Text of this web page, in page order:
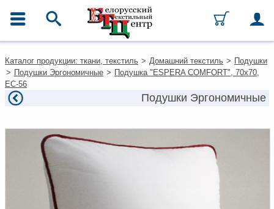
Каталог
Ткани
Домашний текстиль
Одежда
Текстиль для ресторанов и
гостиниц
Текстильная галантерея и
фурнитура
Условия работы
Оплата и доставка
Каталог продукции: ткани, текстиль > Домашний текстиль > Подушки
> Подушки Эргономичные > Подушка "ESPERA COMFORT", 70х70,
ЕС-56
Подушки Эргономичные